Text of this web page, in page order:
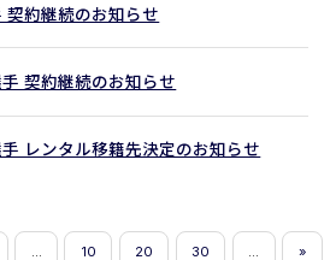
契約継続のお知らせ
契約継続のお知らせ
レンタル移籍先決定のお知らせ
... 10 20 30 ... »